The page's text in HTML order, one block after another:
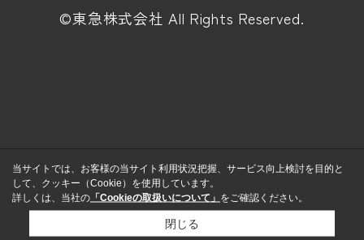
©東急株式会社 All Rights Reserved.
当サイトでは、お客様の当サイト利用状況把握、サービス向上検討を目的と
して、クッキー（Cookie）を使用しています。
詳しくは、当社の 「Cookieの取扱いについて」 をご確認ください。
閉じる